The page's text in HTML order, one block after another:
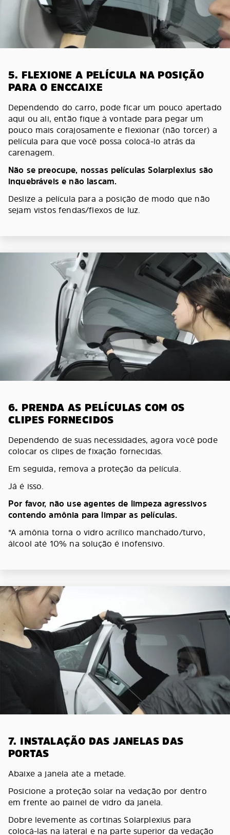
5. FLEXIONE A PELÍCULA NA POSIÇÃO
PARA O ENCCAIXE
Dependendo do carro, pode ficar um pouco apertado
aqui ou ali, então fique à vontade para pegar um
pouco mais corajosamente e flexionar (não torcer) a
película para que você possa colocá-lo atrás da
carenagem.
Não se preocupe, nossas películas Solarplexius são
inquebráveis e não lascam.
Deslize a película para a posição de modo que não
sejam vistos fendas/flexos de luz.
6. PRENDA AS PELÍCULAS COM OS
CLIPES FORNECIDOS
Dependendo de suas necessidades, agora você pode
colocar os clipes de fixação fornecidas.
Em seguida, remova a proteção da película.
Já é isso.
Por favor, não use agentes de limpeza agressivos
contendo amônia para limpar as películas.
*A amônia torna o vidro acrílico manchado/turvo,
álcool até 10% na solução é inofensivo.
7. INSTALAÇÃO DAS JANELAS DAS
PORTAS
Abaixe a janela ate a metade.
Posicione a proteção solar na vedação por dentro
em frente ao painel de vidro da janela.
Dobre levemente as cortinas Solarplexius para
colocá-las na lateral e na parte superior da vedação